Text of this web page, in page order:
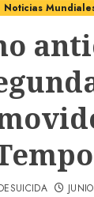
Noticias